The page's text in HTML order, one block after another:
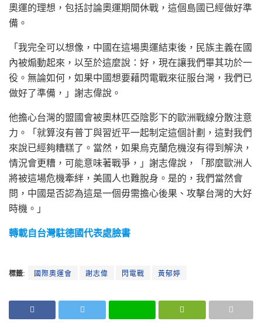
奧運的理想，包括討論奧運期間休戰，這個島國已經做好準
備。
「我完全可以想像，中國在這場奧運結束後，民族主義在國
內被煽動起來，以至於這麼說：好，現在讓我們畢其功於一
役。無論如何，如果中國想要藉閃電戰來征服台灣，我們已
做好了準備，」謝志偉說。
他擔心台灣的盟國會被奧林匹亞陰影下的歐洲戰線分散注意
力。「就算沒有普丁與習近平一起制定這個計劃，這對我們
來說已經夠糟糕了。當然，如果烏克蘭危機沒有得到解決，
情況會更糟，可能意味著戰爭，」謝志偉說，「那麼歐洲人
將被這場危機牽絆，美國人也難脫身。是的，我們當然會
問，中國是否認為這是一個毋需擔心後果、攻擊台灣的大好
時機。」
轉載自台灣駐德國代表處臉書
標籤: 國際奧運會 謝志偉 閃電戰 黃郁婷